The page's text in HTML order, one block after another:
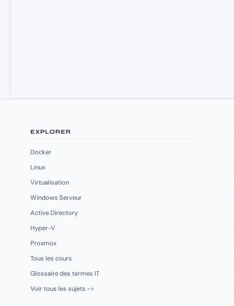
EXPLORER
Docker
Linux
Virtualisation
Windows Serveur
Active Directory
Hyper-V
Proxmox
Tous les cours
Glossaire des termes IT
Voir tous les sujets ->